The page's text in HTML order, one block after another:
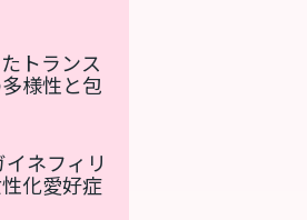
トランス
様性と包
ネフィリ
化愛好症